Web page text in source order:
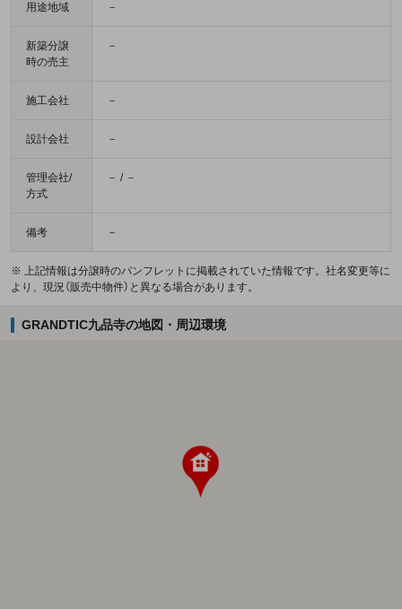
用途地域 －
新築分譲
時の売主
－
施工会社 －
設計会社 －
管理会社/
方式
－ / －
備考 －
※ 上記情報は分譲時のパンフレットに掲載されていた情報です。社名変更等に
より、現況（販売中物件）と異なる場合があります。
GRANDTIC九品寺の地図・周辺環境